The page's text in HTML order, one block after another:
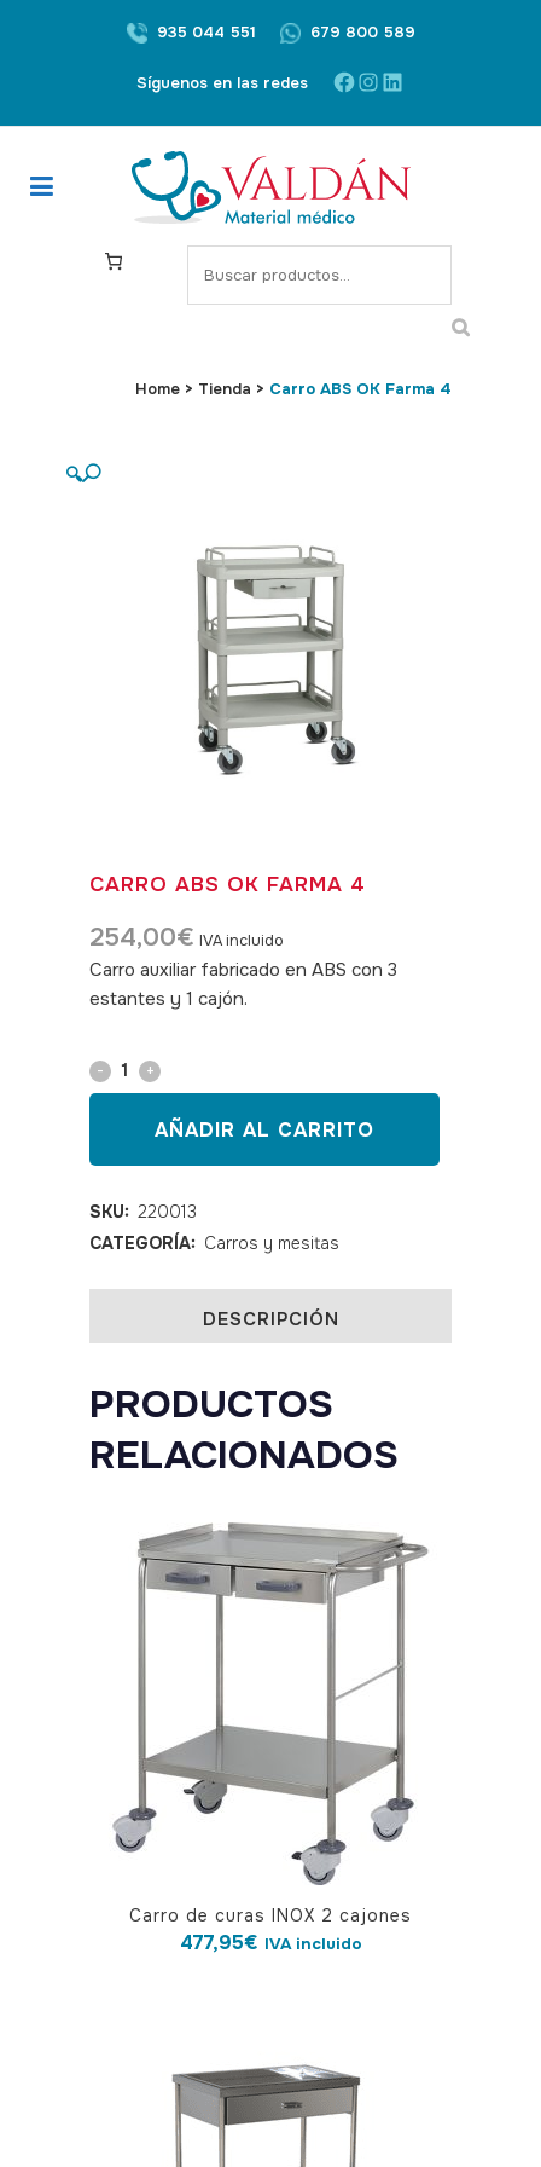
935 044 551 679 800 589
Síguenos en las redes Facebook
Instagram
LinkedIn
S
e
Home > Tienda > Carro ABS OK Farma 4
🔍
CARRO ABS OK FARMA 4
254,00€ IVA incluido
Carro auxiliar fabricado en ABS con 3
estantes y 1 cajón.
Carro
OK
Farma
4
quantity
AÑADIR AL CARRITO
SKU: 220013
CATEGORÍA: Carros y mesitas
DESCRIPCIÓN
PRODUCTOS
RELACIONADOS
Carro de curas INOX 2 cajones
477,95€ IVA incluido